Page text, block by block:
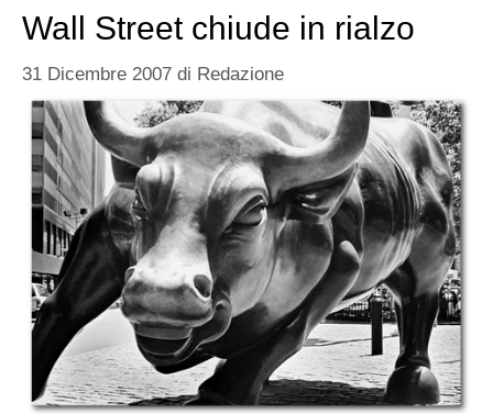
Wall Street chiude in rialzo
31 Dicembre 2007 di Redazione